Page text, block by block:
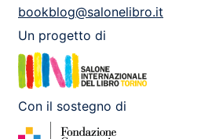
bookblog@salonelibro.it
Un progetto di
Con il sostegno di